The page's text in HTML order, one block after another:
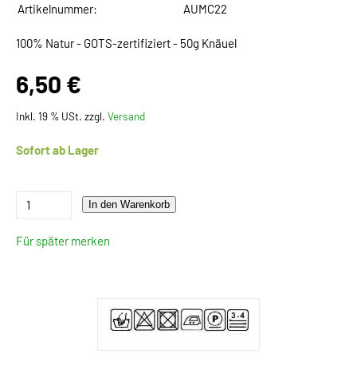
Artikelnummer: AUMC22
100% Natur - GOTS-zertifiziert - 50g Knäuel
6,50 €
Inkl. 19 % USt. zzgl. Versand
Sofort ab Lager
In den Warenkorb
Für später merken